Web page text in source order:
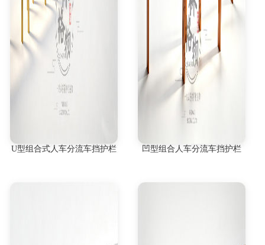
U型组合式人车分流车挡护栏 凹型组合人车分流车挡护栏